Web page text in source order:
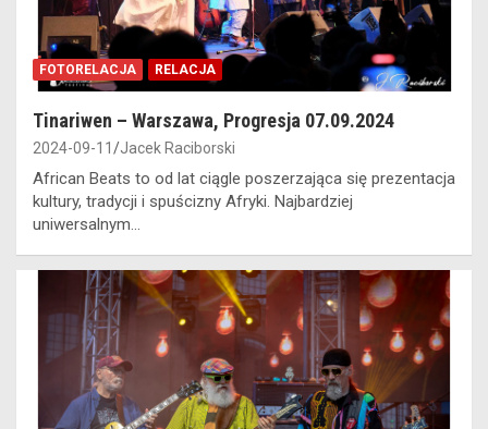
FOTORELACJA RELACJA
Tinariwen – Warszawa, Progresja 07.09.2024
2024-09-11 Jacek Raciborski
African Beats to od lat ciągle poszerzająca się prezentacja
kultury, tradycji i spuścizny Afryki. Najbardziej
uniwersalnym…